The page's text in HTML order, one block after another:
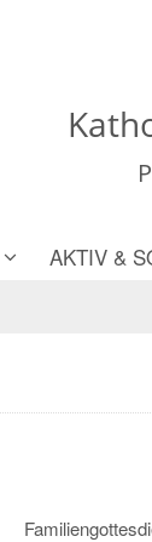
AKTIV &